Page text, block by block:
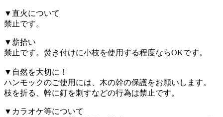
▼直火について
禁止です。
▼薪拾い
禁止です。焚き付けに小枝を使用する程度ならOKです。
▼自然を大切に！
ハンモックのご使用には、木の幹の保護をお願いします。
枝を折る、幹に釘を刺すなどの行為は禁止です。
▼カラオケ等について